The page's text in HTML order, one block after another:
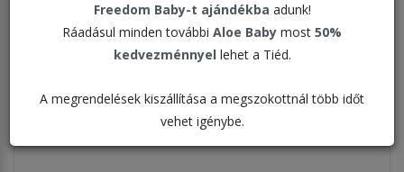
Freedom Baby-t ajándékba adunk!
Ráadásul minden további Aloe Baby most 50%
kedvezménnyel lehet a Tiéd.
A megrendelések kiszállítása a megszokottnál több időt
vehet igénybe.
Rendezés: